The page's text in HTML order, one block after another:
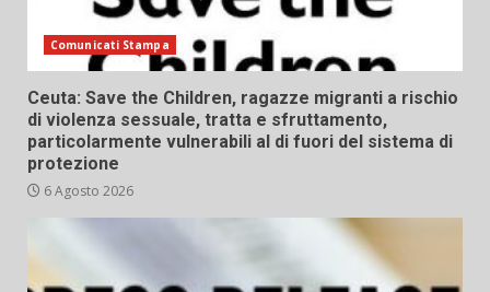
Comunicati Stampa
Ceuta: Save the Children, ragazze migranti a rischio
di violenza sessuale, tratta e sfruttamento,
particolarmente vulnerabili al di fuori del sistema di
protezione
6 Agosto 2026